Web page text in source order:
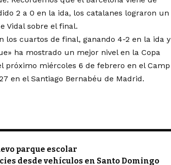
2 a 0 en la ida, los catalanes lograron un
Vidal sobre el final.
los cuartos de final, ganando 4-2 en la ida y
ha mostrado un mejor nivel en la Copa
próximo miércoles 6 de febrero en el Camp
en el Santiago Bernabéu de Madrid.
parque escolar
desde vehículos en Santo Domingo